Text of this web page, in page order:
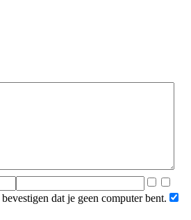
dat je geen computer bent.